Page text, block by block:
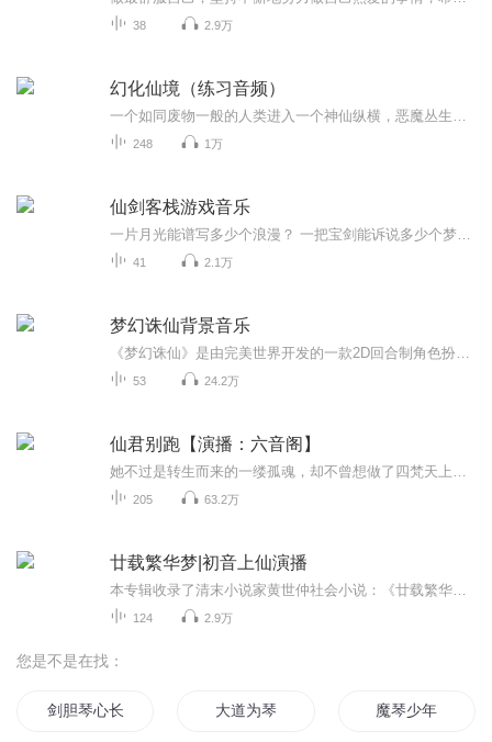
38 2.9万
幻化仙境（练习音频）
248 1万
仙剑客栈游戏音乐
41 2.1万
梦幻诛仙背景音乐
53 24.2万
仙君别跑【演播：六音阁】
205 63.2万
廿载繁华梦|初音上仙演播
124 2.9万
您是不是在找：
剑胆琴心长歌行 大道为琴 魔琴少年